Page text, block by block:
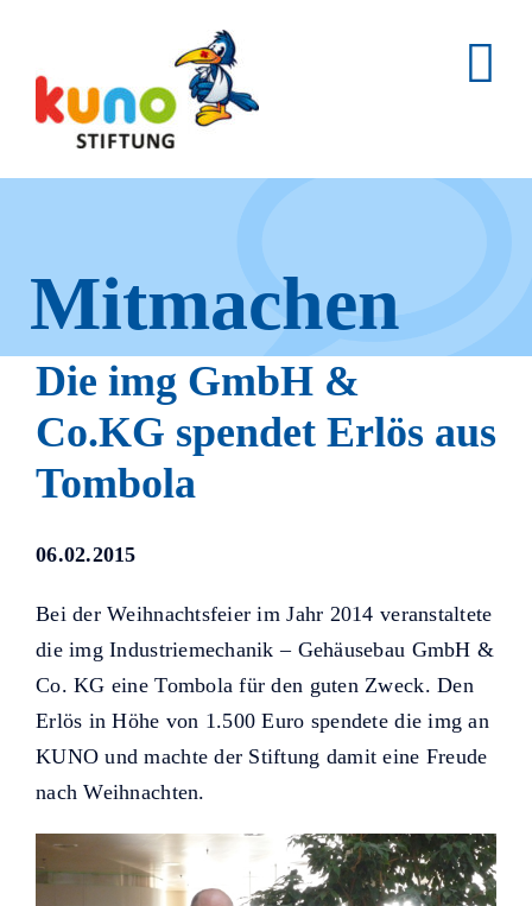
content
Mitmachen
und helfen.
Hier erfahren Sie, wie fleißige
Die img GmbH &
Co.KG spendet Erlös aus
Tombola
06.02.2015
Bei der Weihnachtsfeier im Jahr 2014 veranstaltete
die img Industriemechanik – Gehäusebau GmbH &
Co. KG eine Tombola für den guten Zweck. Den
Erlös in Höhe von 1.500 Euro spendete die img an
KUNO und machte der Stiftung damit eine Freude
nach Weihnachten.